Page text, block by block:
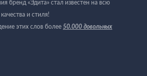
бренд «Эдита» стал известен на всю
и стиля!
этих слов более 50.000 довольных